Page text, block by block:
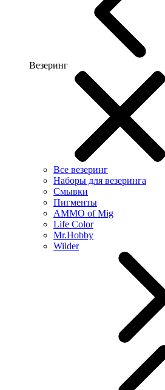
Везеринг
Все везеринг
Наборы для везеринга
Смывки
Пигменты
AMMO of Mig
Life Color
Mr.Hobby
Wilder